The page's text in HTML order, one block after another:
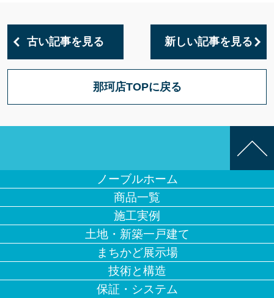
古い記事を見る 新しい記事を見る
那珂店TOPに戻る
ノーブルホーム
商品一覧
施工実例
土地・新築一戸建て
まちかど展示場
技術と構造
保証・システム